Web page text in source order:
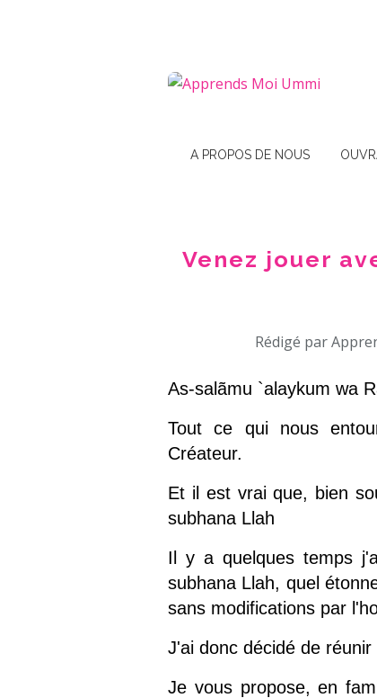
A PROPOS DE NOUS
Venez jouer
Rédigé par
As-salãmu `alaykum wa
Tout ce qui nous
Créateur.
Et il est vrai que, bien
subhana Llah
Il y a quelques temps
subhana Llah, quel
sans modifications par
J'ai donc décidé de
Je vous propose, en